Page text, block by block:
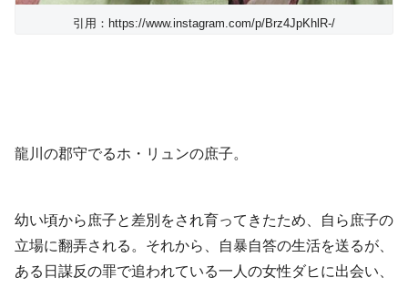
引用：https://www.instagram.com/p/Brz4JpKhlR-/
龍川の郡守でるホ・リュンの庶子。
幼い頃から庶子と差別をされ育ってきたため、自ら庶子の
立場に翻弄される。それから、自暴自答の生活を送るが、
ある日謀反の罪で追われている一人の女性ダヒに出会い、